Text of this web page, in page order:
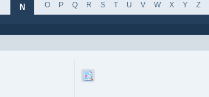
N O P Q R S T U V W X Y Z